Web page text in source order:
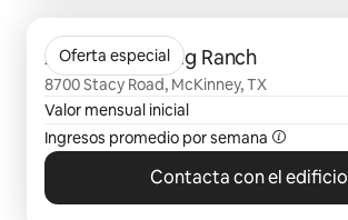
Oferta especial
Avenues at Craig Ranch
8700 Stacy Road, McKinney, TX
Valor mensual inicial
Ingresos promedio por semana
Contacta con el edificio